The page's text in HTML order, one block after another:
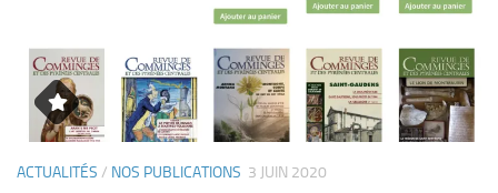
ACTUALITÉS / NOS PUBLICATIONS 3 JUIN 2020